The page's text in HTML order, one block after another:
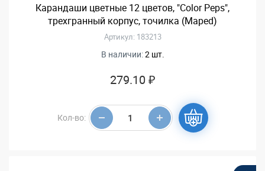
Карандаши цветные 12 цветов, "Color Peps",
трехгранный корпус, точилка (Maped)
Артикул: 183213
В наличии:2 шт.
279.10 ₽
Кол-во: